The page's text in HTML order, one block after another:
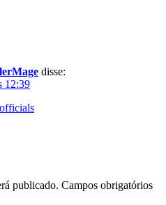
disse:
12:39
publicado. Campos obrigatórios